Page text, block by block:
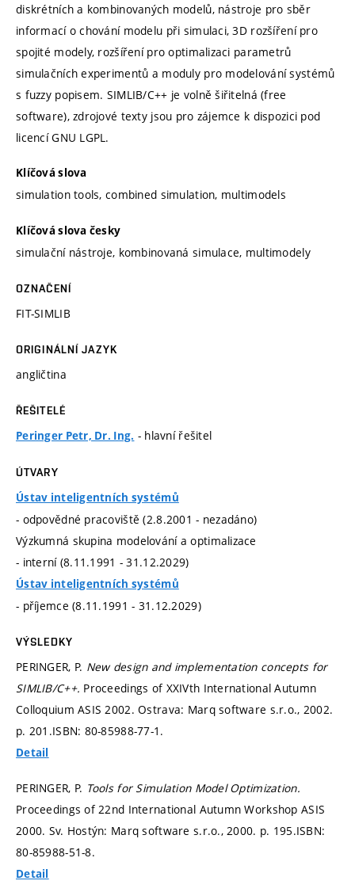
diskrétních a kombinovaných modelů, nástroje pro sběr
informací o chování modelu při simulaci, 3D rozšíření pro
spojité modely, rozšíření pro optimalizaci parametrů
simulačních experimentů a moduly pro modelování systémů
s fuzzy popisem. SIMLIB/C++ je volně šiřitelná (free
software), zdrojové texty jsou pro zájemce k dispozici pod
licencí GNU LGPL.
Klíčová slova
simulation tools, combined simulation, multimodels
Klíčová slova česky
simulační nástroje, kombinovaná simulace, multimodely
OZNAČENÍ
FIT-SIMLIB
ORIGINÁLNÍ JAZYK
angličtina
ŘEŠITELÉ
Peringer Petr, Dr. Ing. - hlavní řešitel
ÚTVARY
Ústav inteligentních systémů
- odpovědné pracoviště (2.8.2001 - nezadáno)
Výzkumná skupina modelování a optimalizace
- interní (8.11.1991 - 31.12.2029)
Ústav inteligentních systémů
- příjemce (8.11.1991 - 31.12.2029)
VÝSLEDKY
PERINGER, P. New design and implementation concepts for
SIMLIB/C++. Proceedings of XXIVth International Autumn
Colloquium ASIS 2002. Ostrava: Marq software s.r.o., 2002.
p. 201.ISBN: 80-85988-77-1.
Detail
PERINGER, P. Tools for Simulation Model Optimization.
Proceedings of 22nd International Autumn Workshop ASIS
2000. Sv. Hostýn: Marq software s.r.o., 2000. p. 195.ISBN:
80-85988-51-8.
Detail